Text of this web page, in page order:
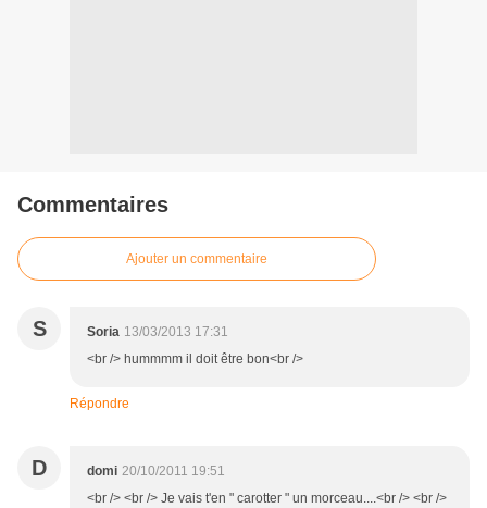
Commentaires
Ajouter un commentaire
S Soria 13/03/2013 17:31
<br /> hummmm il doit être bon<br />
Répondre
D domi 20/10/2011 19:51
<br /> <br /> Je vais t'en " carotter " un morceau....<br /> <br />